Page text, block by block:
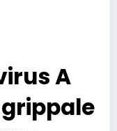
A
grippale